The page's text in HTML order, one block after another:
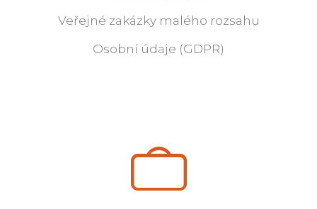
Veřejné zakázky malého rozsahu
Osobní údaje (GDPR)